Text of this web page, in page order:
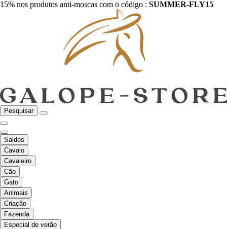
15% nos produtos anti-moscas com o código : SUMMER-FLY15
Pesquisar
Saldos
Cavalo
Cavaleiro
Cão
Gato
Animais
Criação
Fazenda
Especial de verão